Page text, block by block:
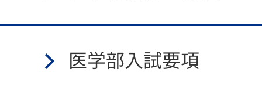
医学部入試要項